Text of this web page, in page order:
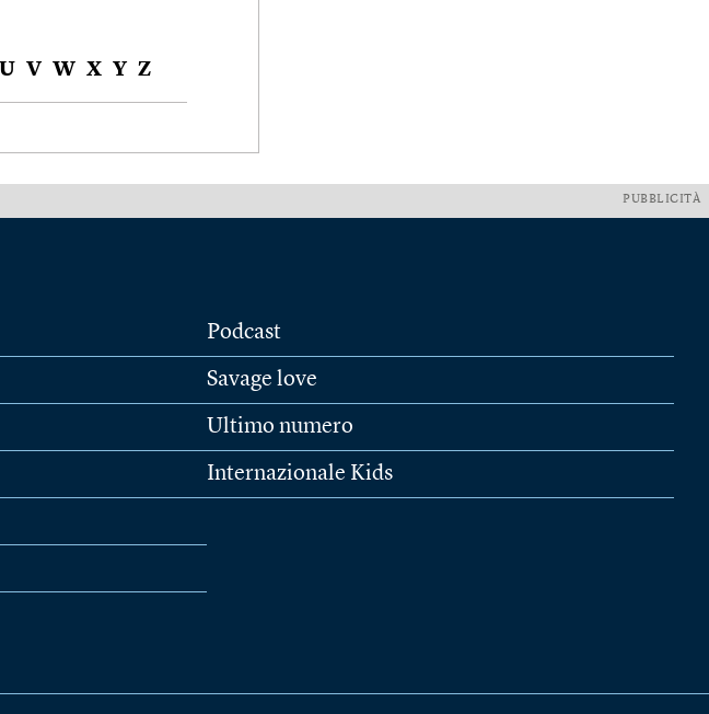
U V W X Y Z
PUBBLICITÀ
Podcast
Savage love
Ultimo numero
Internazionale Kids